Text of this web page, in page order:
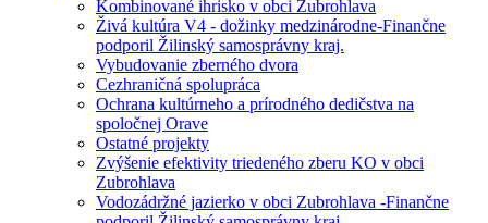
Kombinované ihrisko v obci Zubrohlava
Živá kultúra V4 - dožinky medzinárodne-Finančne
podporil Žilinský samosprávny kraj.
Vybudovanie zberného dvora
Cezhraničná spolupráca
Ochrana kultúrneho a prírodného dedičstva na
spoločnej Orave
Ostatné projekty
Zvýšenie efektivity triedeného zberu KO v obci
Zubrohlava
Vodozádržné jazierko v obci Zubrohlava -Finančne